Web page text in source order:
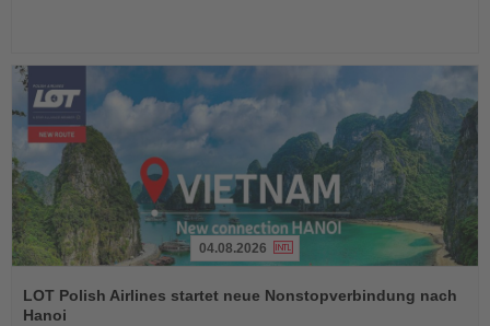
Sie
die
04.08.2026
LOT Polish Airlines startet neue Nonstopverbindung nach
Hanoi